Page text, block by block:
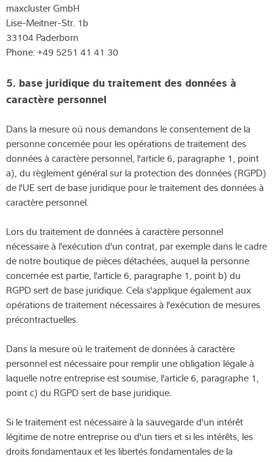
maxcluster GmbH
Lise-Meitner-Str. 1b
33104 Paderborn
Phone: +49 5251 41 41 30
5. base juridique du traitement des données à
caractère personnel
Dans la mesure où nous demandons le consentement de la
personne concernée pour les opérations de traitement des
données à caractère personnel, l'article 6, paragraphe 1, point
a), du règlement général sur la protection des données (RGPD)
de l'UE sert de base juridique pour le traitement des données à
caractère personnel.
Lors du traitement de données à caractère personnel
nécessaire à l'exécution d'un contrat, par exemple dans le cadre
de notre boutique de pièces détachées, auquel la personne
concernée est partie, l'article 6, paragraphe 1, point b) du
RGPD sert de base juridique. Cela s'applique également aux
opérations de traitement nécessaires à l'exécution de mesures
précontractuelles.
Dans la mesure où le traitement de données à caractère
personnel est nécessaire pour remplir une obligation légale à
laquelle notre entreprise est soumise, l'article 6, paragraphe 1,
point c) du RGPD sert de base juridique.
Si le traitement est nécessaire à la sauvegarde d'un intérêt
légitime de notre entreprise ou d'un tiers et si les intérêts, les
droits fondamentaux et les libertés fondamentales de la